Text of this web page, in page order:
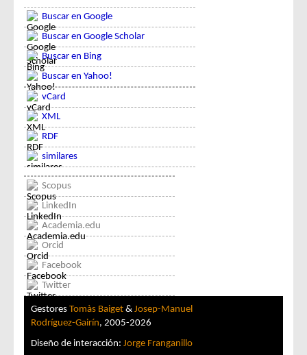
Buscar en Google
Buscar en Google Scholar
Buscar en Bing
Buscar en Yahoo!
vCard
XML
RDF
similares
Scopus
LinkedIn
Academia.edu
Orcid
Facebook
Twitter
Gestores Tomàs Baiget & Josep-Manuel
Rodríguez-Gairín, 2005-2026
Diseño de interacción: Jorge Franganillo